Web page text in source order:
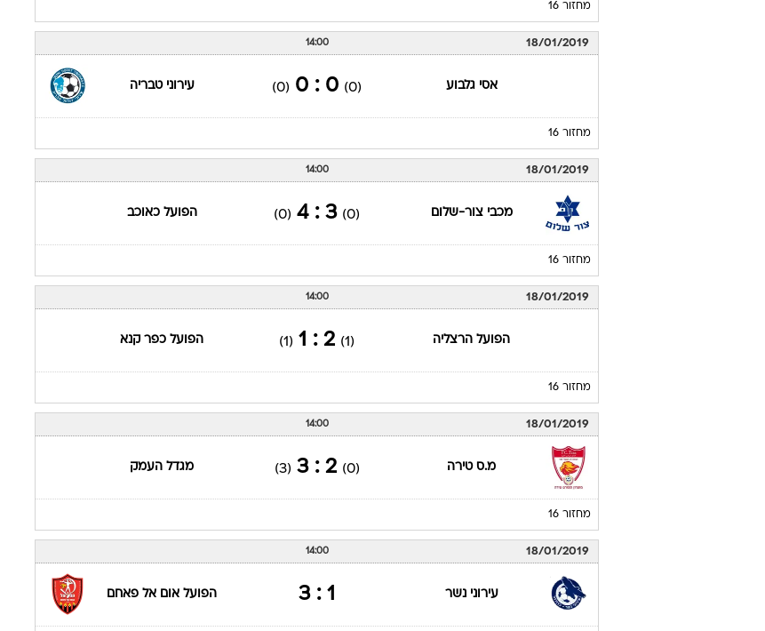
מחזור 16
18/01/2019
14:00
אסי גלבוע (0)
0 : 0
(0) עירוני טבריה
מחזור 16
18/01/2019
14:00
מכבי צור-שלום (0)
3 : 4
(0) הפועל כאוכב
מחזור 16
18/01/2019
14:00
הפועל הרצליה (1)
2 : 1
(1) הפועל כפר קנא
מחזור 16
18/01/2019
14:00
מ.ס טירה (0)
2 : 3
(3) מגדל העמק
מחזור 16
18/01/2019
14:00
עירוני נשר 1 : 3 הפועל אום אל פאחם